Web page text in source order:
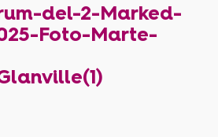
del-2-Marked-
Foto-Marte-